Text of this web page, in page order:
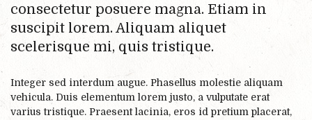
consectetur posuere magna. Etiam in
suscipit lorem. Aliquam aliquet
scelerisque mi, quis tristique.
Integer sed interdum augue. Phasellus molestie aliquam
vehicula. Duis elementum lorem justo, a vulputate erat
varius tristique. Praesent lacinia, eros id pretium placerat,